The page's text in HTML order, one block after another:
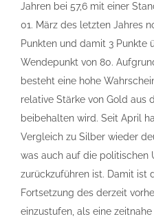
Jahren bei 57,6 mit einer
01. März des letzten Jahres
Punkten und damit 3 Punkte
Wendepunkt von 80.
besteht eine hohe
relative Stärke von Gold aus
beibehalten wird. Seit April
Vergleich zu Silber wieder
was auch auf die politischen
zurückzuführen ist. Damit ist
Fortsetzung des derzeit
einzustufen, als eine